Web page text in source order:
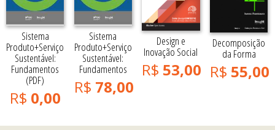
Sistema
Produto+Serviço
Sustentável:
Fundamentos
(PDF)
R$ 0,00
Sistema
Produto+Serviço
Sustentável:
Fundamentos
R$ 78,00
Design e
Inovação Social
R$ 53,00
Decomposição
da Forma
R$ 55,00